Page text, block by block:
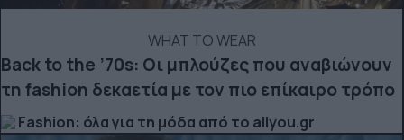
WHAT TO WEAR
Back to the ’70s: Οι μπλούζες που αναβιώνουν
τη fashion δεκαετία με τον πιο επίκαιρο τρόπο
Fashion: όλα για τη μόδα από το allyou.gr